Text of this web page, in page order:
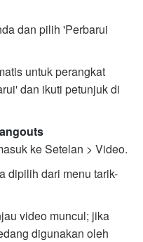
dan pilih 'Perbarui
untuk perangkat
dan ikuti petunjuk di
ke Setelan > Video.
dipilih dari menu tarik-
video muncul; jika
digunakan oleh